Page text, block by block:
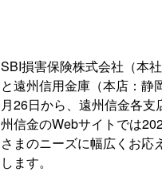
SBI損害保険株式会社（本
と遠州信用金庫（本店：静
月26日から、遠州信金各
州信金のWebサイトでは
さまのニーズに幅広くお応
します。